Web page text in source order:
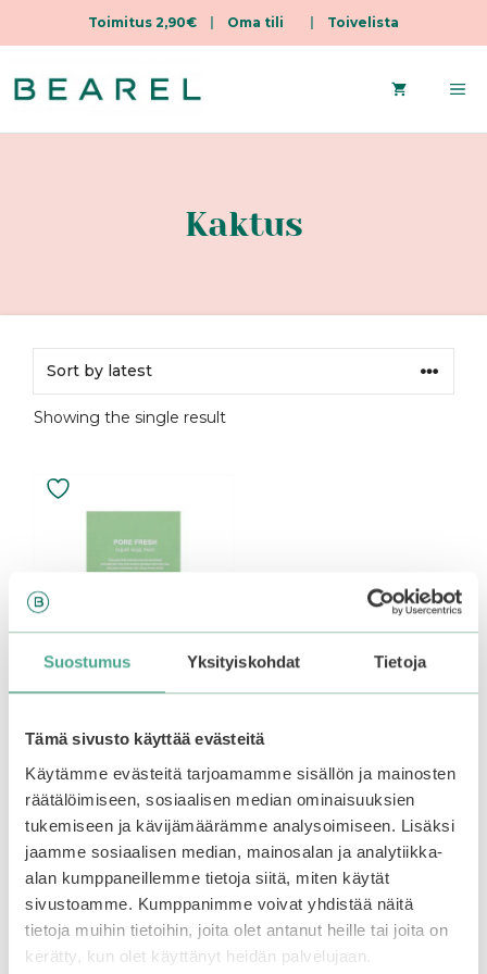
Suostumus Yksityiskohdat Tietoja
Tämä sivusto käyttää evästeitä
Käytämme evästeitä tarjoamamme sisällön ja mainosten
räätälöimiseen, sosiaalisen median ominaisuuksien
tukemiseen ja kävijämäärämme analysoimiseen. Lisäksi
jaamme sosiaalisen median, mainosalan ja analytiikka-
alan kumppaneillemme tietoja siitä, miten käytät
sivustoamme. Kumppanimme voivat yhdistää näitä
tietoja muihin tietoihin, joita olet antanut heille tai joita on
kerätty, kun olet käyttänyt heidän palvelujaan.
Toimitus 2,90€ Oma tili Toivelista
to
content
Kaktus
Showing the single result
Mizon | Pore Fresh
Clear Nose Pack
0
u
o
5
1,90 €
Out of stock.Join the
waitlistto be notified
when this product
becomes available.